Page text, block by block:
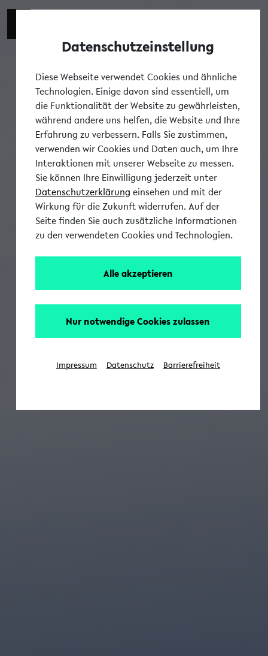
Datenschutzeinstellung
Diese Webseite verwendet Cookies und ähnliche
Technologien. Einige davon sind essentiell, um
die Funktionalität der Website zu gewährleisten,
während andere uns helfen, die Website und Ihre
Erfahrung zu verbessern. Falls Sie zustimmen,
verwenden wir Cookies und Daten auch, um Ihre
Interaktionen mit unserer Webseite zu messen.
Sie können Ihre Einwilligung jederzeit unter
Datenschutzerklärung einsehen und mit der
Wirkung für die Zukunft widerrufen. Auf der
Seite finden Sie auch zusätzliche Informationen
zu den verwendeten Cookies und Technologien.
Alle akzeptieren
Nur notwendige Cookies zulassen
Impressum Datenschutz Barrierefreiheit